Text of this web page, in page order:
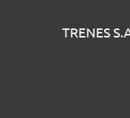
TRENES